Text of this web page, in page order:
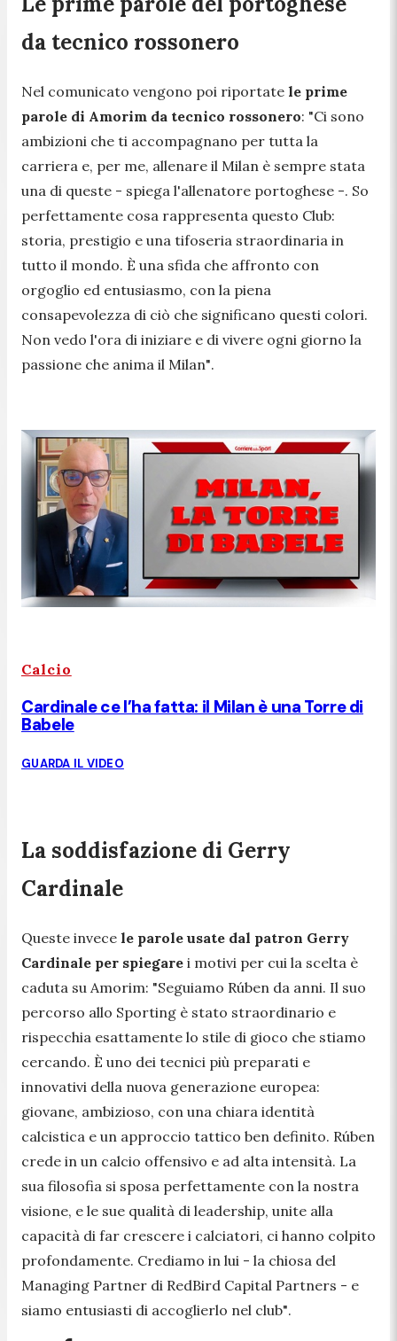
da tecnico rossonero
Nel comunicato vengono poi riportate le prime
parole di Amorim da tecnico rossonero: "Ci sono
ambizioni che ti accompagnano per tutta la
carriera e, per me, allenare il Milan è sempre stata
una di queste - spiega l'allenatore portoghese -. So
perfettamente cosa rappresenta questo Club:
storia, prestigio e una tifoseria straordinaria in
tutto il mondo. È una sfida che affronto con
orgoglio ed entusiasmo, con la piena
consapevolezza di ciò che significano questi colori.
Non vedo l'ora di iniziare e di vivere ogni giorno la
passione che anima il Milan".
Calcio
Cardinale ce l’ha fatta: il Milan è una Torre di
Babele
GUARDA IL VIDEO
La soddisfazione di Gerry
Cardinale
Queste invece le parole usate dal patron Gerry
Cardinale per spiegare i motivi per cui la scelta è
caduta su Amorim: "Seguiamo Rúben da anni. Il suo
percorso allo Sporting è stato straordinario e
rispecchia esattamente lo stile di gioco che stiamo
cercando. È uno dei tecnici più preparati e
innovativi della nuova generazione europea:
giovane, ambizioso, con una chiara identità
calcistica e un approccio tattico ben definito. Rúben
crede in un calcio offensivo e ad alta intensità. La
sua filosofia si sposa perfettamente con la nostra
visione, e le sue qualità di leadership, unite alla
capacità di far crescere i calciatori, ci hanno colpito
profondamente. Crediamo in lui - la chiosa del
Managing Partner di RedBird Capital Partners - e
siamo entusiasti di accoglierlo nel club".